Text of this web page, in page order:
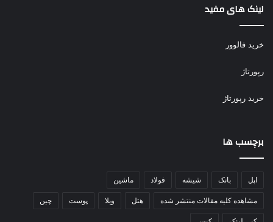
لینک های مفید
خرید فالوور
رپورتاژ
خرید رپورتاژ
برچسب ها
اپل بانک شیشه فولاد ماشین
مشاهده کلیه مقالات منتشر شده هتل ویلا پوست چین